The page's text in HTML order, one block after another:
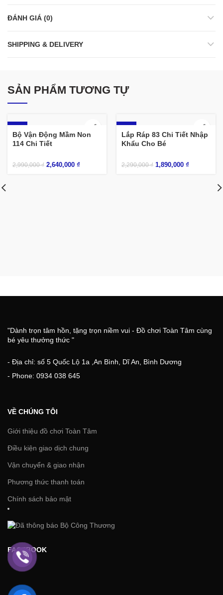
ĐÁNH GIÁ (0)
SHIPPING & DELIVERY
SẢN PHẨM TƯƠNG TỰ
-12%
Bộ Vận Động Mầm Non
114 Chi Tiết
2,990,000₫ 2,640,000 ₫
-17%
Lắp Ráp 83 Chi Tiết Nhập
Khẩu Cho Bé
2,290,000₫ 1,890,000 ₫
"Dành trọn tâm hồn, tặng trọn niềm vui - Đồ chơi Toàn Tâm cùng
bé yêu thưởng thức "
- Địa chỉ: số 5 Quốc Lộ 1a ,An Bình, Dĩ An, Bình Dương
- Phone: 0934 038 645
VỀ CHÚNG TÔI
Giới thiệu đồ chơi Toàn Tâm
Điều kiện giao dịch chung
Vận chuyển & giao nhận
Phương thức thanh toán
Chính sách bảo mật
FACEBOOK